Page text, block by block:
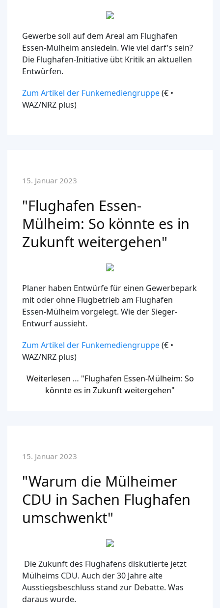
Gewerbe soll auf dem Areal am Flughafen
Essen-Mülheim ansiedeln. Wie viel darf’s sein?
Die Flughafen-Initiative übt Kritik an aktuellen
Entwürfen.
Zum Artikel der Funkemediengruppe(€ •
WAZ/NRZ plus)
15. Januar 2023
"Flughafen Essen-
Mülheim: So könnte es in
Zukunft weitergehen"
Planer haben Entwürfe für einen Gewerbepark
mit oder ohne Flugbetrieb am Flughafen
Essen-Mülheim vorgelegt. Wie der Sieger-
Entwurf aussieht.
Zum Artikel der Funkemediengruppe(€ •
WAZ/NRZ plus)
Weiterlesen … "Flughafen Essen-Mülheim: So
könnte es in Zukunft weitergehen"
15. Januar 2023
"Warum die Mülheimer
CDU in Sachen Flughafen
umschwenkt"
Die Zukunft des Flughafens diskutierte jetzt
Mülheims CDU. Auch der 30 Jahre alte
Ausstiegsbeschluss stand zur Debatte. Was
daraus wurde.